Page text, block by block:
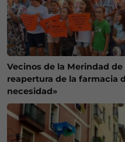
Vecinos de la Merindad
reapertura de la farmacia
necesidad»